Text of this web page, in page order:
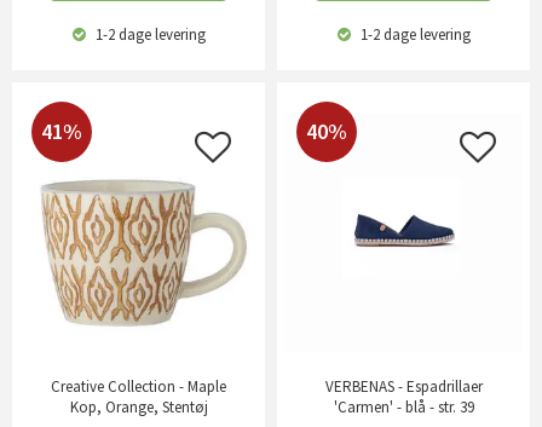
1-2 dagelevering 1-2 dagelevering
41%
Creative Collection - Maple
Kop, Orange, Stentøj
40%
VERBENAS - Espadrillaer
'Carmen' - blå - str. 39